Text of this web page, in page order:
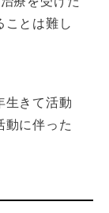
ことは難し
生きて活動
動に伴った